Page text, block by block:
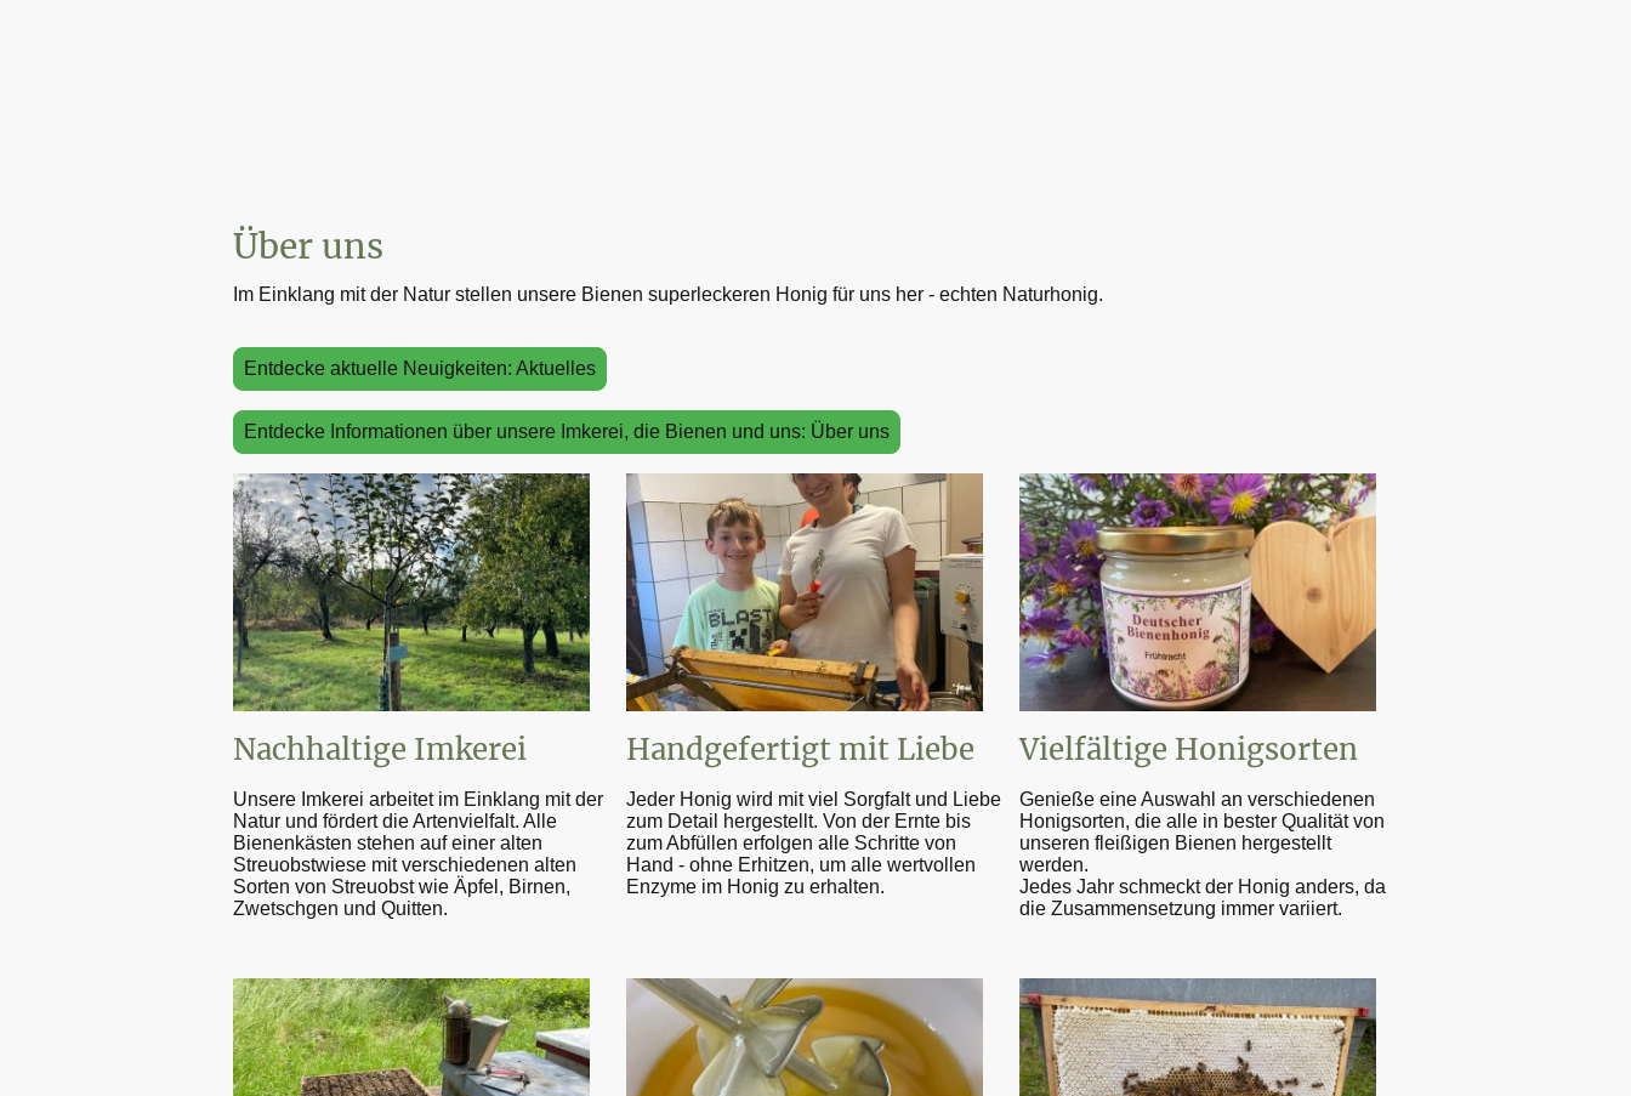
Über uns
Im Einklang mit der Natur stellen unsere Bienen superleckeren Honig für uns her - echten Naturhonig.
Entdecke aktuelle Neuigkeiten: Aktuelles
Entdecke Informationen über unsere Imkerei, die Bienen und uns: Über uns
Nachhaltige Imkerei
Unsere Imkerei arbeitet im Einklang mit der
Natur und fördert die Artenvielfalt. Alle
Bienenkästen stehen auf einer alten
Streuobstwiese mit verschiedenen alten
Sorten von Streuobst wie Äpfel, Birnen,
Zwetschgen und Quitten.
Handgefertigt mit Liebe
Jeder Honig wird mit viel Sorgfalt und Liebe
zum Detail hergestellt. Von der Ernte bis
zum Abfüllen erfolgen alle Schritte von
Hand - ohne Erhitzen, um alle wertvollen
Enzyme im Honig zu erhalten.
Vielfältige Honigsorten
Genieße eine Auswahl an verschiedenen
Honigsorten, die alle in bester Qualität von
unseren fleißigen Bienen hergestellt
werden.
Jedes Jahr schmeckt der Honig anders, da
die Zusammensetzung immer variiert.